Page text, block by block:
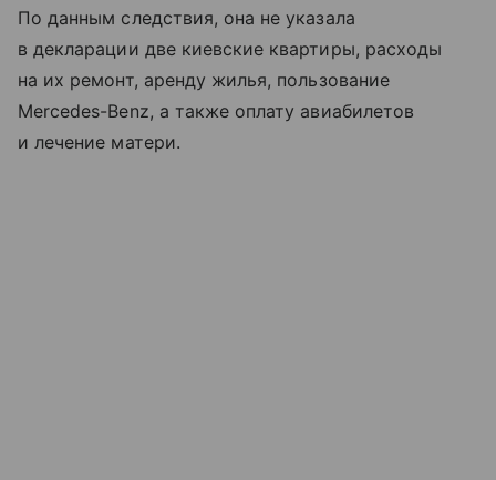
По данным следствия, она не указала
в декларации две киевские квартиры, расходы
на их ремонт, аренду жилья, пользование
Mercedes-Benz, а также оплату авиабилетов
и лечение матери.